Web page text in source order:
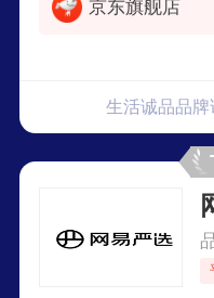
京东旗舰店
生活诚品品